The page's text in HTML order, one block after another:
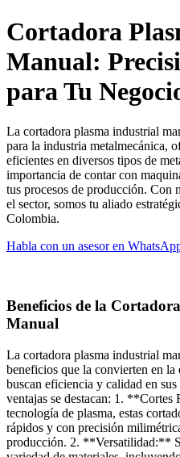
Cortadora
Manual:
para Tu
La cortadora plasma industrial
para la industria metalmecánica,
eficientes en diversos tipos de
importancia de contar con
tus procesos de producción. Con
el sector, somos tu aliado
Colombia.
Habla con un asesor en
Beneficios de la
Manual
La cortadora plasma industrial
beneficios que la convierten en la
buscan eficiencia y calidad en
ventajas se destacan: 1.
tecnología de plasma, estas
rápidos y con precisión
producción. 2. **Versatilidad:**